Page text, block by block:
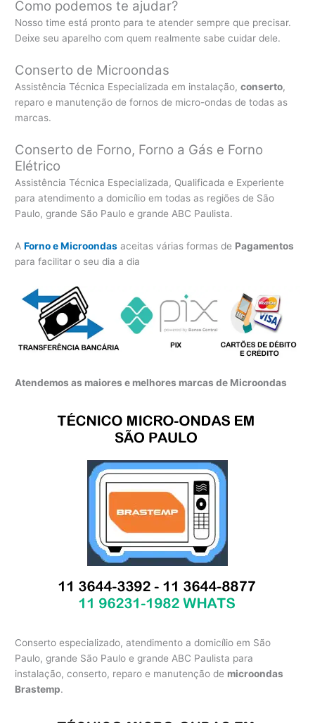
Como podemos te ajudar?
Nosso time está pronto para te atender sempre que precisar.
Deixe seu aparelho com quem realmente sabe cuidar dele.
Conserto de Microondas
Assistência Técnica Especializada em instalação,conserto,
reparo e manutenção de fornos de micro-ondas de todas as
marcas.
Conserto de Forno, Forno a Gás e Forno
Elétrico
Assistência Técnica Especializada, Qualificada e Experiente
para atendimento a domicílio em todas as regiões de São
Paulo, grande São Paulo e grande ABC Paulista.
AForno e Microondas aceitas várias formas de Pagamentos
para facilitar o seu dia a dia
Atendemos as maiores e melhores marcas de Microondas
Conserto especializado, atendimento a domicílio em São
Paulo, grande São Paulo e grande ABC Paulista para
instalação, conserto, reparo e manutenção de microondas
Brastemp.